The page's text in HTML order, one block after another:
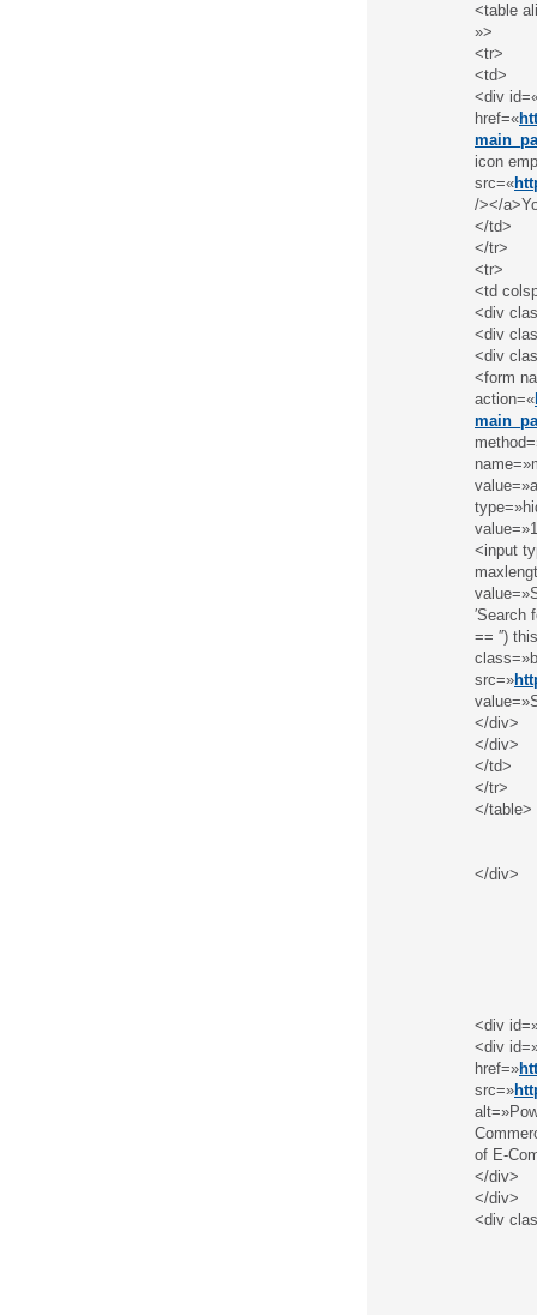
<table
»>
<tr>
<td>
<div
href=«
icon
src=«
/></
</td>
</tr>
<tr>
<td
<div
<div
<div
<form
action=«
<input
′Search
== ′′)
src=»
</div>
</div>
</td>
</tr>
</table>
</div>
<div
<div
href=»
src=»
of E-
</div>
</div>
<div